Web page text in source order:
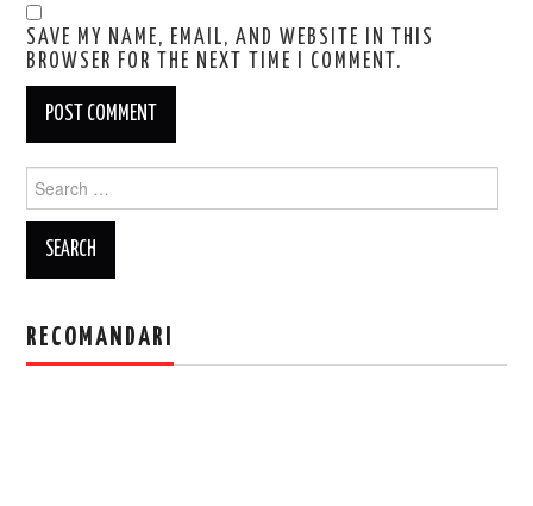
SAVE MY NAME, EMAIL, AND WEBSITE IN THIS
BROWSER FOR THE NEXT TIME I COMMENT.
for:
RECOMANDARI